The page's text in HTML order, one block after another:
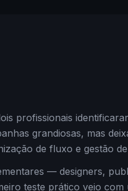
profissionais
grandiosas, mas
de fluxo e gestão
— designers,
teste prático veio